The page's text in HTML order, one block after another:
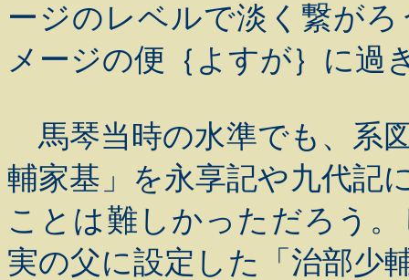
ージのレベルで淡く繋が
メージの便｛よすが｝に過
馬琴当時の水準でも、系
輔家基」を永享記や九代記
ことは難しかっただろう
実の父に設定した「治部少